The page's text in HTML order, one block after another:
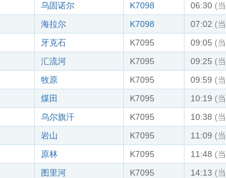
乌固诺尔 K7098 06:30 (
海拉尔 K7098 07:02 (
牙克石 K7095 09:05 (
汇流河 K7095 09:25 (
牧原 K7095 09:59 (
煤田 K7095 10:19 (
乌尔旗汗 K7095 10:38 (
岩山 K7095 11:09 (
原林 K7095 11:48 (
图里河 K7095 14:13 (